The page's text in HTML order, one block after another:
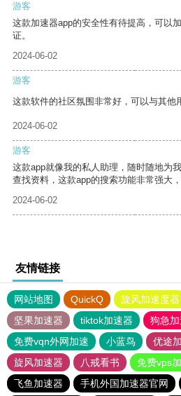
游客
这款加速器app的安全性有待提高，可以
证。
2024-06-02
游客
这款软件的社区氛围非常好，可以与其他
2024-06-02
游客
这款app就像我的私人助理，随时随地为
查找资料，这款app的搜索功能非常强大
2024-06-02
友情链接
网站地图 QuickQ 旋风加速度器
坚果加速器
tiktok加速器
狗急
免费vqn外网加速
小蓝鸟 优途
旋风加速器
八戒看书
免费vps
飞鱼加速器
手机外国加速器官网